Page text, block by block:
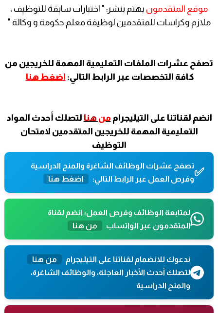
موقع المتقدمون يهتم بنشر: " اختبارات سابقة للتوظيف ،
ملازم وكراسات للمتقدمين لوظيفة معلم حكومة و وكالة "
تصفح عشرات الملفات التعليمية المهمة للخريجين من
كافة التخصصات عبر الرابط التالي: اضغط هنا
انضم لقناتنا على التيليجرام من هنا لتصلك أحدث المواد
التعليمية المهمة للخريجين المتقدمين لامتحان
التوظيف
✅تصفح عشرات الوظائف الشاغرة والمنح الدراسية
وفرص العمل عبر الرابط التالي:
اضغط هنا
لمتابعة الوظائف وفرص العمل؛ انضم لقناة
المتقدمون عبر الواتساب
من هنا
ندعوك للانضمام لقناتنا على التيليجرام
من هنا
لتصلك أحدث الأخبار العاجلة، والوظائف الشاغرة،
والمنح الدراسية